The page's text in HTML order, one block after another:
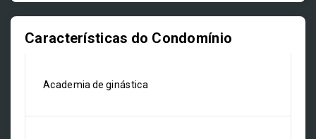
Características do Condomínio
Academia de ginástica